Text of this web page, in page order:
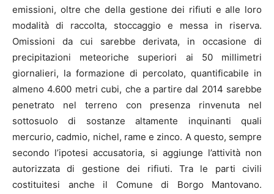
emissioni, oltre che della gestione dei rifiuti e alle loro
modalità di raccolta, stoccaggio e messa in riserva.
Omissioni da cui sarebbe derivata, in occasione di
precipitazioni meteoriche superiori ai 50 millimetri
giornalieri, la formazione di percolato, quantificabile in
almeno 4.600 metri cubi, che a partire dal 2014 sarebbe
penetrato nel terreno con presenza rinvenuta nel
sottosuolo di sostanze altamente inquinanti quali
mercurio, cadmio, nichel, rame e zinco. A questo, sempre
secondo l’ipotesi accusatoria, si aggiunge l’attività non
autorizzata di gestione dei rifiuti. Tra le parti civili
costituitesi anche il Comune di Borgo Mantovano.